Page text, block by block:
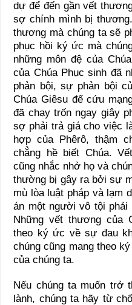
dự để đến gần vết
sợ chính mình bị
thương mà chúng ta sẽ
phục hồi ký ức mà
những môn đệ của
của Chúa Phục sinh đã
phản bội, sự phản bội
Chúa Giêsu để cứu
đã chạy trốn ngay giây
sợ phải trả giá cho việc
hợp của Phêrô, thậm
chẳng hề biết Chúa.
cũng nhắc nhở họ và
thường bị gây ra bởi sự
mù lòa luật pháp và lạm
án một người vô tội phải
Những vết thương của
theo ký ức về sự đau
chúng cũng mang theo
của chúng ta.
Nếu chúng ta muốn trở
lành, chúng ta hãy từ